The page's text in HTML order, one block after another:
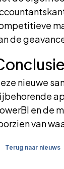
de
nieuwe
en de
van
Terug naar nieuws